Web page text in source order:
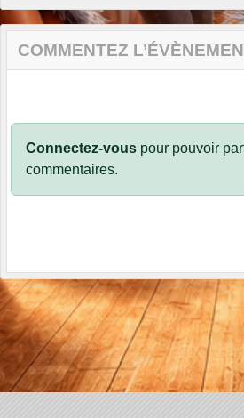
COMMENTEZ
Connectez-vous pour pouvoir
commentaires.